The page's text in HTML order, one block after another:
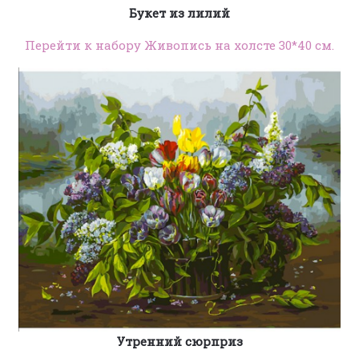
Букет из лилий
Перейти к набору Живопись на холсте 30*40 см.
Утренний сюрприз